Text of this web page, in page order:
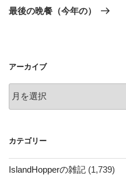
ゲ
ン
の
最後の晩餐（今年の）
アーカイブ
ー
ブ
カテゴリー
IslandHopperの雑記 (1,739)